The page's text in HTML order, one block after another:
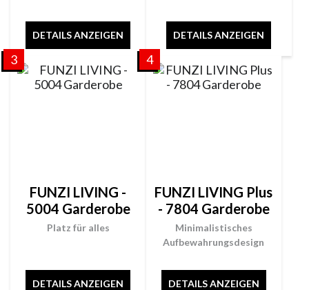
DETAILS ANZEIGEN DETAILS ANZEIGEN
3
Platz für alles
FUNZI LIVING -
5004 Garderobe
DETAILS ANZEIGEN
4
Minimalistisches
Aufbewahrungsdesign
FUNZI LIVING Plus
- 7804 Garderobe
DETAILS ANZEIGEN